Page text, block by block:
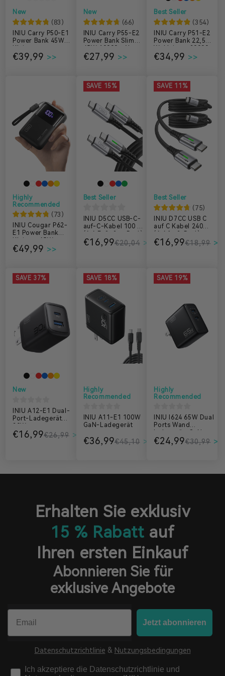
New
( 83 )
INIU Carry P50-E1
Power Bank 45W
10.000mAh
€39,99
New
(66)
INIU Carry P55-E2
Power Bank Slim
€27,99
Best Seller
(354)
INIU Carry P51-E2
Power Bank 22,5
mAh
€34,99
Highly
Recommended
( 73 )
INIU Cougar P62-
E1 Power Bank
20000mAh
€49,99
SAVE 15%
Best Seller
INIU D5CC USB-C-
auf-C-Kabel 100 W
€16,99€20,04
SAVE 11%
Best Seller
( 75)
INIU D7CC USB C
auf C Kabel 240W
€16,99€18,99
SAVE 37%
New
INIU A12-E1 Dual-
Port-Ladegerät
€16,99€26,99
SAVE 18%
Highly
Recommended
INIU A11-E1 100W
GaN-Ladegerät
€36,99€45,10
SAVE 19%
Highly
Recommended
INIU I624 65W Dual
Ports Wand
Material
€24,99€30,99
Erhalten Sie exklusiv
15 % Rabatt auf
Ihren ersten Einkauf
Abonnieren Sie für
exklusive Angebote
Email
Jetzt abonnieren
Datenschutzrichtlinie & Nutzungsbedingungen
checkIch akzeptiere die Datenschutzrichtlinie und